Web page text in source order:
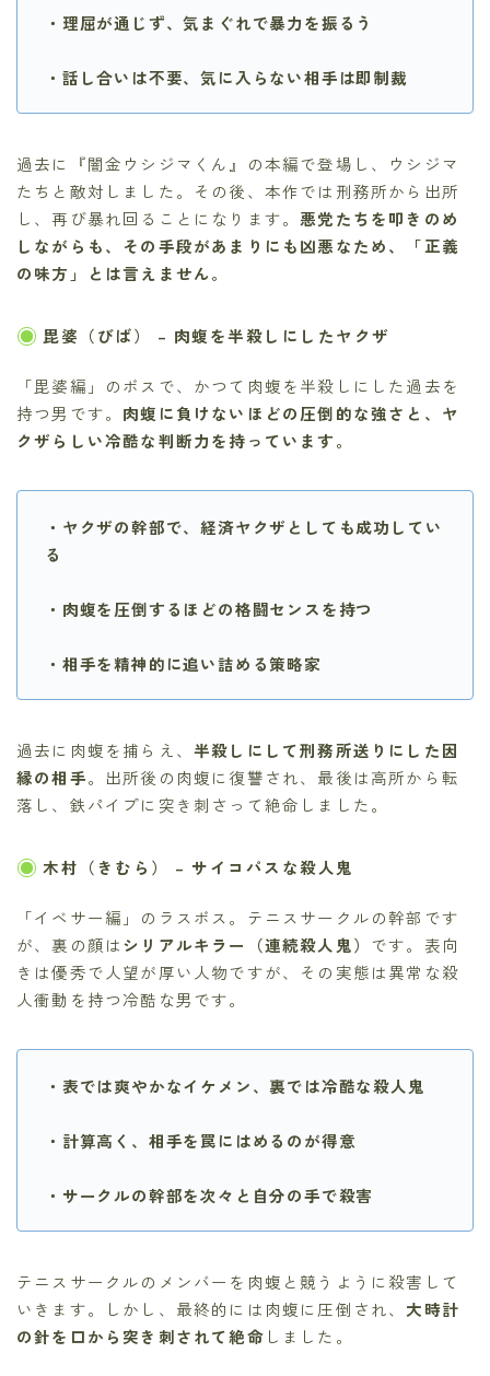
・理屈が通じず、気まぐれで暴力を振るう
・話し合いは不要、気に入らない相手は即制裁
過去に『闇金ウシジマくん』の本編で登場し、ウシジマ
たちと敵対しました。その後、本作では刑務所から出所
し、再び暴れ回ることになります。 悪党たちを叩きのめ
しながらも、その手段があまりにも凶悪なため、「正義
の味方」とは言えません。
毘婆（びば） – 肉蝮を半殺しにしたヤクザ
「毘婆編」のボスで、かつて肉蝮を半殺しにした過去を
持つ男です。 肉蝮に負けないほどの圧倒的な強さと、ヤ
クザらしい冷酷な判断力を持っています。
・ヤクザの幹部で、経済ヤクザとしても成功してい
る
・肉蝮を圧倒するほどの格闘センスを持つ
・相手を精神的に追い詰める策略家
過去に肉蝮を捕らえ、 半殺しにして刑務所送りにした因
縁の相手。出所後の肉蝮に復讐され、最後は高所から転
落し、鉄パイプに突き刺さって絶命しました。
木村（きむら） – サイコパスな殺人鬼
「イベサー編」のラスボス。テニスサークルの幹部です
が、裏の顔はシリアルキラー（連続殺人鬼） です。表向
きは優秀で人望が厚い人物ですが、その実態は異常な殺
人衝動を持つ冷酷な男です。
・表では爽やかなイケメン、裏では冷酷な殺人鬼
・計算高く、相手を罠にはめるのが得意
・サークルの幹部を次々と自分の手で殺害
テニスサークルのメンバーを肉蝮と競うように殺害して
いきます。しかし、最終的には肉蝮に圧倒され、大時計
の針を口から突き刺されて絶命 しました。